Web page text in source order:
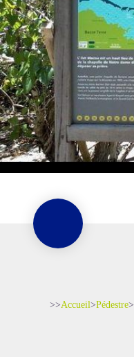
>>Accueil>Pédestre>